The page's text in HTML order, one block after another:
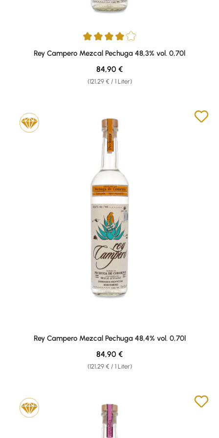
Durchschnittliche Bewertung von 4 von 5 Sternen
Rey Campero Mezcal Pechuga 48,3% vol. 0,70l
(121,29 € / 1 Liter)
Regulärer Preis:
84,90 €
Rey Campero Mezcal Pechuga 48,4% vol. 0,70l
(121,29 € / 1 Liter)
Regulärer Preis:
84,90 €